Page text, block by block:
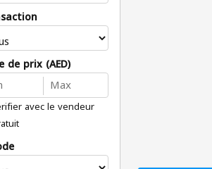
de prix (AED)
avec le vendeur